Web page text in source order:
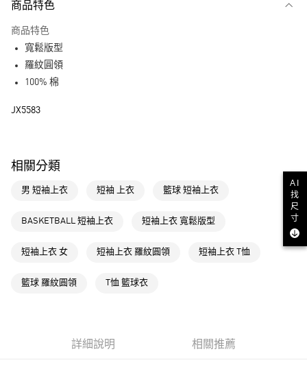
LINE Pay
每筆NT$80，滿NT$1,500(含以上)免運費
付款後全家取貨
每筆NT$80，滿NT$1,500(含以上)免運費
付款後萊爾富取貨
每筆NT$80，滿NT$1,500(含以上)免運費
商品特色
商品特色
寬鬆版型
羅紋圓領
100% 棉
JX5583
相關分類
男 短袖上衣 短袖 上衣 籃球 短袖上衣
BASKETBALL 短袖上衣 短袖上衣 寬鬆版型
短袖上衣 女 短袖上衣 羅紋圓領 短袖上衣 T恤
籃球 羅紋圓領 T恤 籃球衣
詳細說明 相關推薦
AI
找
尺
寸